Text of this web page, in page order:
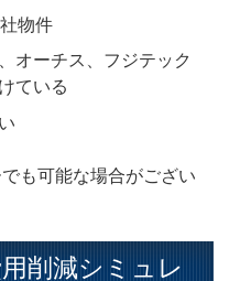
物件
オーチス、フジテック
ている
も可能な場合がござい
削減シミュレ